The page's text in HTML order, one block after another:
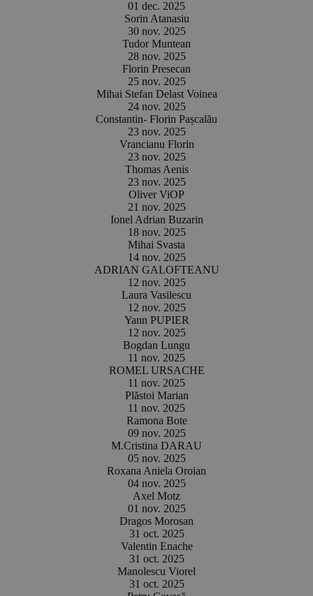
01 dec. 2025
Sorin Atanasiu
30 nov. 2025
Tudor Muntean
28 nov. 2025
Florin Presecan
25 nov. 2025
Mihai Stefan Delast Voinea
24 nov. 2025
Constantin- Florin Pașcalău
23 nov. 2025
Vrancianu Florin
23 nov. 2025
Thomas Aenis
23 nov. 2025
Oliver ViOP
21 nov. 2025
Ionel Adrian Buzarin
18 nov. 2025
Mihai Svasta
14 nov. 2025
ADRIAN GALOFTEANU
12 nov. 2025
Laura Vasilescu
12 nov. 2025
Yann PUPIER
12 nov. 2025
Bogdan Lungu
11 nov. 2025
ROMEL URSACHE
11 nov. 2025
Plăstoi Marian
11 nov. 2025
Ramona Bote
09 nov. 2025
M.Cristina DARAU
05 nov. 2025
Roxana Aniela Oroian
04 nov. 2025
Axel Motz
01 nov. 2025
Dragos Morosan
31 oct. 2025
Valentin Enache
31 oct. 2025
Manolescu Viorel
31 oct. 2025